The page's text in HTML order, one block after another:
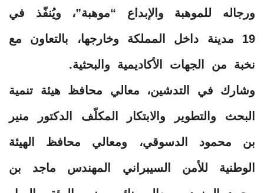
ورجاله للموهبة والإبداع “موهبة”، ويُنفّذ في
19 مدينة داخل المملكة وخارجها، بالتعاون مع
نخبة من الجهات الأكاديمية والبحثية.
وشارك في التدشين، معالي محافظ هيئة تنمية
البحث والتطوير والابتكار المكلّف الدكتور منير
بن محمود الدسوقي، ومعالي محافظ الهيئة
الوطنية للأمن السيبراني المهندس ماجد بن